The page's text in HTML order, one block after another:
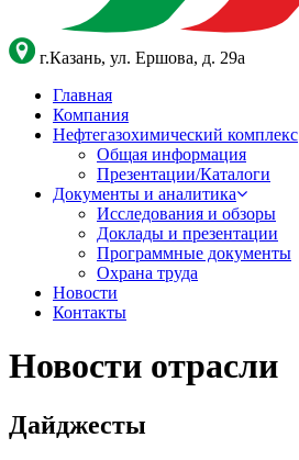
г.Казань, ул. Ершова, д. 29а
Главная
Компания
Нефтегазохимический комплекс
Общая информация
Презентации/Каталоги
Документы и аналитика
Исследования и обзоры
Доклады и презентации
Программные документы
Охрана труда
Новости
Контакты
Новости отрасли
Дайджесты